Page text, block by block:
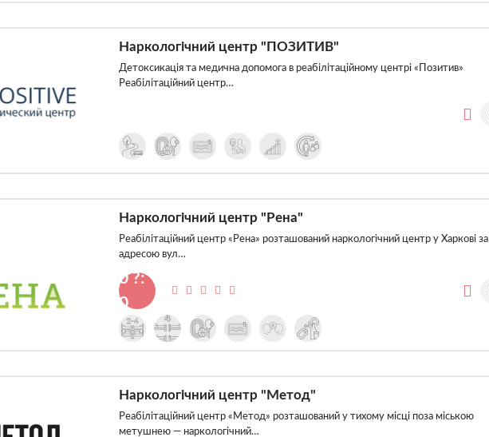
Наркологічний центр "ПОЗИТИВ"
Детоксикація та медична допомога в реабілітаційному центрі «Позитив»
Реабілітаційний центр…
Наркологічний центр "Рена"
Реабілітаційний центр «Рена» розташований наркологічний центр у Харкові за
адресою вул…
0 ?:
0
Наркологічний центр "Метод"
Реабілітаційний центр «Метод» розташований у тихому місці поза міською
метушнею — наркологічний…